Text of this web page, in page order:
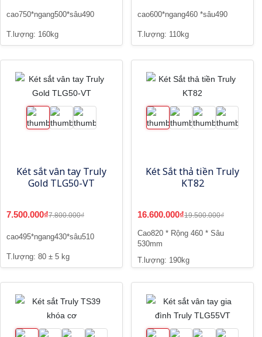
cao750*ngang500*sâu490
T.lượng: 160kg
cao600*ngang460 *sâu490
T.lượng: 110kg
Két sắt vân tay Truly
Gold TLG50-VT
7.500.000₫7.800.000₫
cao495*ngang430*sâu510
T.lượng: 80 ± 5 kg
Két Sắt thả tiền Truly
KT82
16.600.000₫19.500.000₫
Cao820 * Rộng 460 * Sâu
530mm
T.lượng: 190kg